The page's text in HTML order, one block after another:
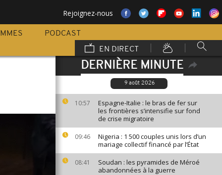
Rejoignez-nous
PODCAST
EN DIRECT
DERNIÈRE MINUTE
9 août 2026
10:57
Espagne-Italie : le bras de fer sur
les frontières s’intensifie sur fond
de crise migratoire
09:46
Nigeria : 1 500 couples unis lors d’un
mariage collectif financé par l’État
08:41
Soudan : les pyramides de Méroé
abandonnées à la guerre